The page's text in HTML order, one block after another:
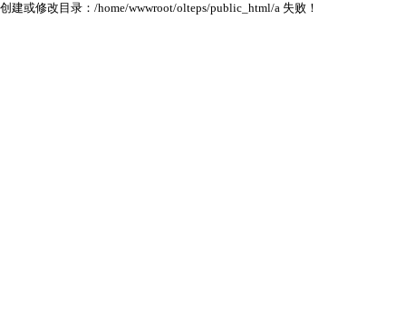
创建或修改目录：/home/wwwroot/olteps/public_html/a 失败！